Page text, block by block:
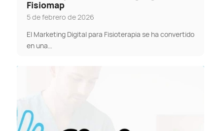
Fisiomap
5 de febrero de 2026
El Marketing Digital para Fisioterapia se ha convertido
en una…